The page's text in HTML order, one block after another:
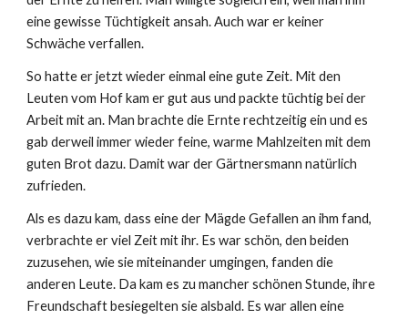
eine gewisse Tüchtigkeit ansah. Auch war er keiner
Schwäche verfallen.
So hatte er jetzt wieder einmal eine gute Zeit. Mit den
Leuten vom Hof kam er gut aus und packte tüchtig bei der
Arbeit mit an. Man brachte die Ernte rechtzeitig ein und es
gab derweil immer wieder feine, warme Mahlzeiten mit dem
guten Brot dazu. Damit war der Gärtnersmann natürlich
zufrieden.
Als es dazu kam, dass eine der Mägde Gefallen an ihm fand,
verbrachte er viel Zeit mit ihr. Es war schön, den beiden
zuzusehen, wie sie miteinander umgingen, fanden die
anderen Leute. Da kam es zu mancher schönen Stunde, ihre
Freundschaft besiegelten sie alsbald. Es war allen eine